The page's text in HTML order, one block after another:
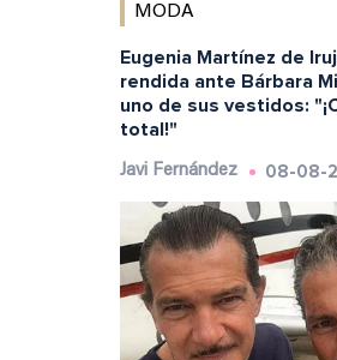
MODA
Eugenia Martínez de
rendida ante Bárbara
uno de sus vestidos:
total!"
Javi Fernández 08-08-